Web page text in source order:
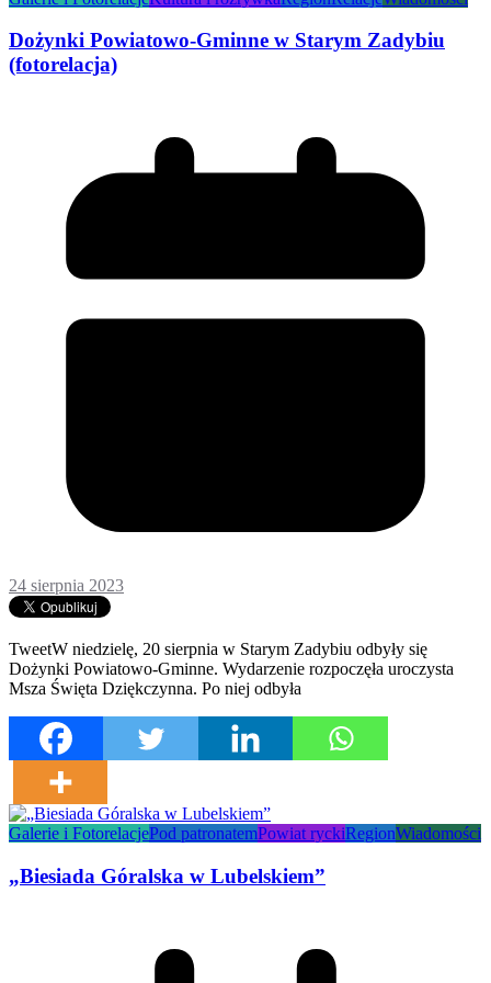
Dożynki Powiatowo-Gminne w Starym Zadybiu
(fotorelacja)
24 sierpnia 2023
TweetW niedzielę, 20 sierpnia w Starym Zadybiu odbyły się
Dożynki Powiatowo-Gminne. Wydarzenie rozpoczęła uroczysta
Msza Święta Dziękczynna. Po niej odbyła
Galerie i FotorelacjePod patronatemPowiat ryckiRegionWiadomości
„Biesiada Góralska w Lubelskiem”